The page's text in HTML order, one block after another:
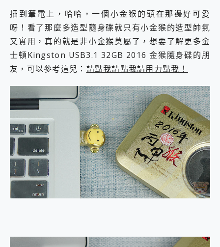
插到筆電上，哈哈，一個小金猴的頭在那邊好可愛
呀！看了那麼多造型隨身碟就只有小金猴的造型帥氣
又實用，真的就是非小金猴莫屬了，想要了解更多金
士頓Kingston USB3.1 32GB 2016 金猴隨身碟的朋
友，可以參考這兒： 請點我請點我請用力點我！